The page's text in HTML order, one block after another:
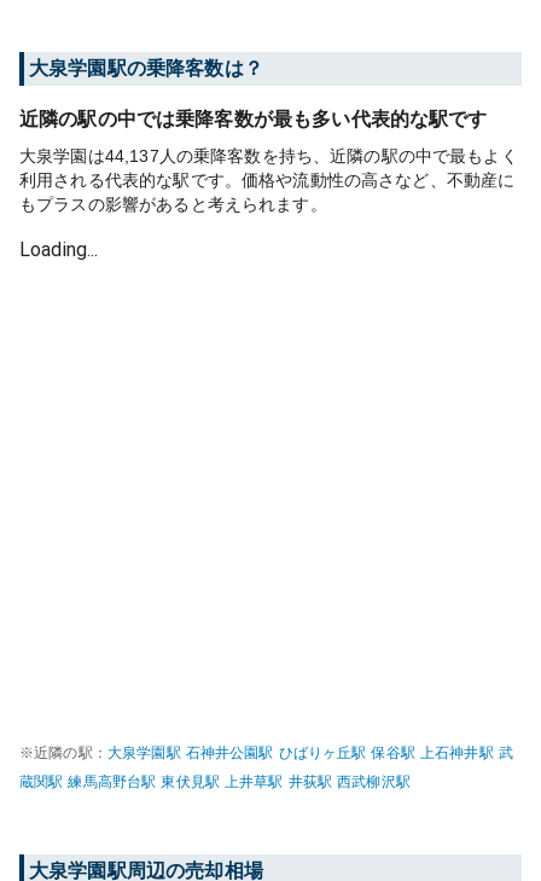
大泉学園駅の乗降客数は？
近隣の駅の中では乗降客数が最も多い代表的な駅です
大泉学園は44,137人の乗降客数を持ち、近隣の駅の中で最もよく
利用される代表的な駅です。価格や流動性の高さなど、不動産に
もプラスの影響があると考えられます。
Loading...
※近隣の駅： 大泉学園駅 石神井公園駅 ひばりヶ丘駅 保谷駅 上石神井駅 武
蔵関駅 練馬高野台駅 東伏見駅 上井草駅 井荻駅 西武柳沢駅
大泉学園駅周辺の売却相場